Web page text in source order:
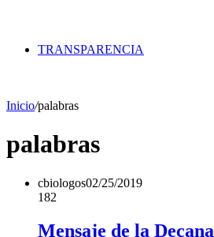
TRANSPARENCIA
Inicio/palabras
palabras
cbiologos02/25/2019
182
Mensaje de la Decana